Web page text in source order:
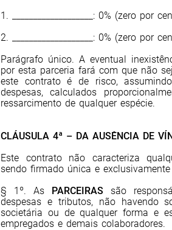
1. ___________________: 0% (zero por
2. ___________________: 0% (zero por
Parágrafo único. A eventual
por esta parceria fará com que não
este contrato é de risco,
despesas, calculados
ressarcimento de qualquer espécie.
CLÁUSULA 4ª – DA AUSÊNCIA DE
Este contrato não caracteriza
sendo firmado única e
§ 1º. As PARCEIRAS são
despesas e tributos, não havendo
societária ou de qualquer forma e
empregados e demais colaboradores.